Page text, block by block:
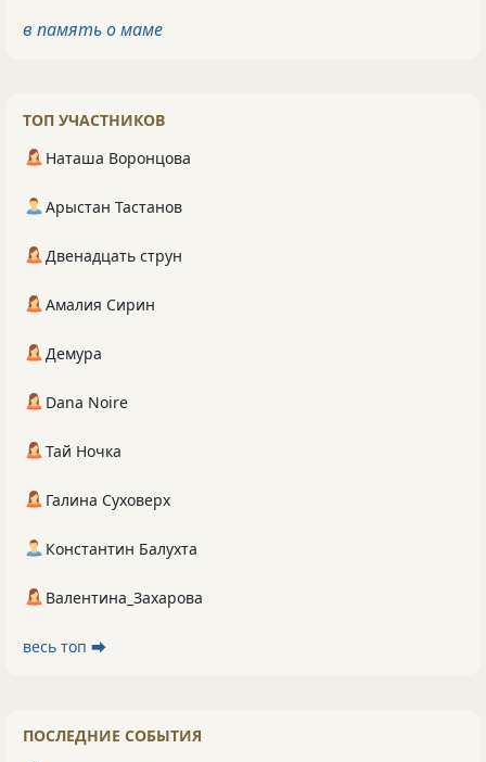
в память о маме
ТОП УЧАСТНИКОВ
Наташа Воронцова
Арыстан Тастанов
Двенадцать струн
Амалия Сирин
Демура
Dana Noire
Тай Ночка
Галина Суховерх
Константин Балухта
Валентина_Захарова
весь топ ⮕
ПОСЛЕДНИЕ СОБЫТИЯ